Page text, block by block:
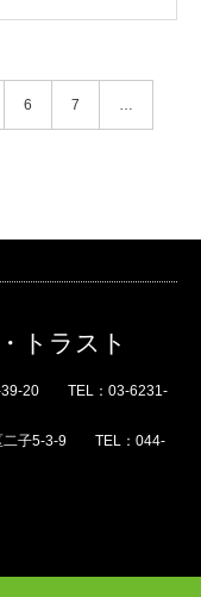
6 7 …
トラスト
39-20 TEL：03-6231-
二子5-3-9 TEL：044-